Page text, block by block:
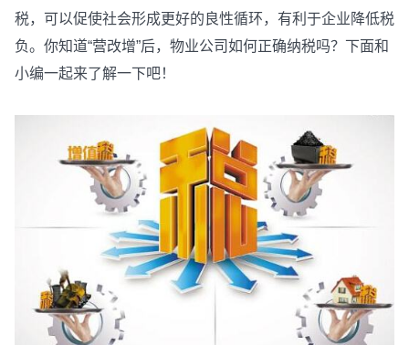
税，可以促使社会形成更好的良性循环，有利于企业降低税
负。你知道“营改增”后，物业公司如何正确纳税吗？下面和
小编一起来了解一下吧！